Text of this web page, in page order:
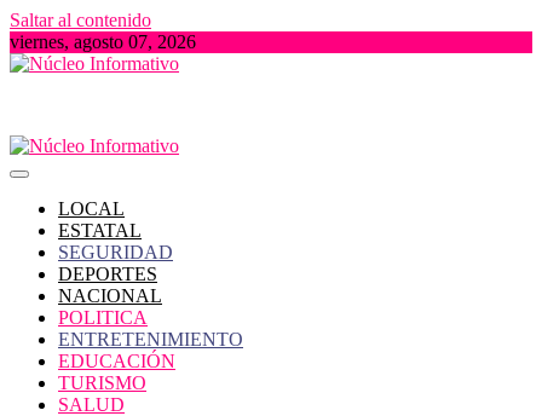
Saltar al contenido
viernes, agosto 07, 2026
LOCAL
ESTATAL
SEGURIDAD
DEPORTES
NACIONAL
POLITICA
ENTRETENIMIENTO
EDUCACIÓN
TURISMO
SALUD